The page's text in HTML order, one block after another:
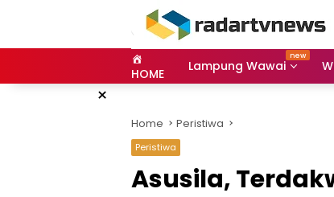
HOME Lampung Wawai
×
Home Peristiwa
Peristiwa
Asusila,